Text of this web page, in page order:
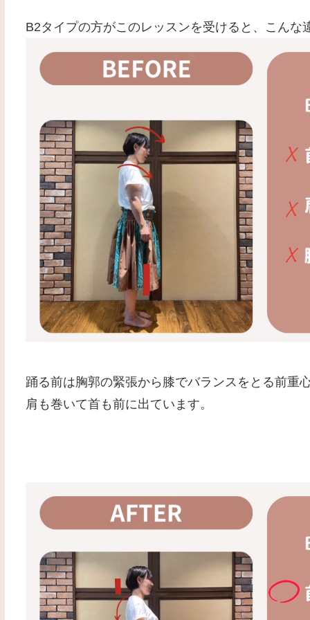
B2タイプの方がこのレッスンを受けると、こんな
踊る前は胸郭の緊張から膝でバランスをとる前重
肩も巻いて首も前に出ています。